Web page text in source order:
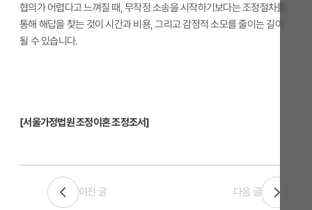
협의가 어렵다고 느껴질 때, 무작정 소송을 시작하기보다는 조정절차를
통해 해답을 찾는 것이 시간과 비용, 그리고 감정적 소모를 줄이는 길이
될 수 있습니다.
[서울가정법원 조정이혼 조정조서]
이전 글 다음 글